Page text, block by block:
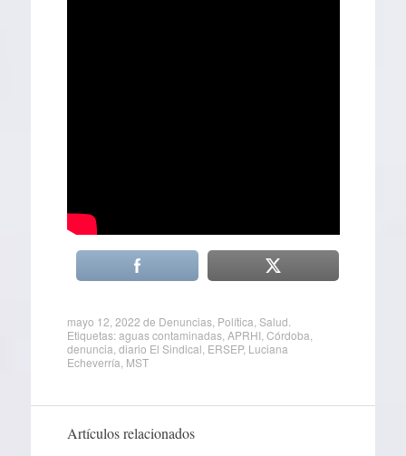
mayo 12, 2022 de Denuncias, Política Salud
Etiquetas:aguas contaminadas, APRHI, Córdoba
denuncia diario El Sindical ERSEP, Luciana
Echeverría MST
Artículos relacionados